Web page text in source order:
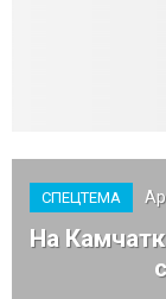
СПЕЦТЕМА
На